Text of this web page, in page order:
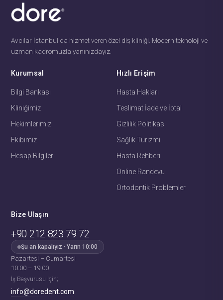
Avcılar İstanbul'da hizmet veren özel diş kliniği. Modern teknoloji ve
uzman kadromuzla yanınızdayız.
Kurumsal
Bilgi Bankası
Kliniğimiz
Hekimlerimiz
Ekibimiz
Hesap Bilgileri
Hızlı Erişim
Hasta Hakları
Teslimat İade ve İptal
Gizlilik Politikası
Sağlık Turizmi
Hasta Rehberi
Online Randevu
Ortodontik Problemler
Bize Ulaşın
+90 212 823 79 72
Şu an kapalıyız · Yarın 10:00
Pazartesi – Cumartesi
10:00 – 19:00
İş Başvurusu İçin;
info@doredent.com
Fehime· Hasta Koordinatörü
Genellikle birkaç dakika içinde yanıt verir
Fehime · Hasta Koordinatörü